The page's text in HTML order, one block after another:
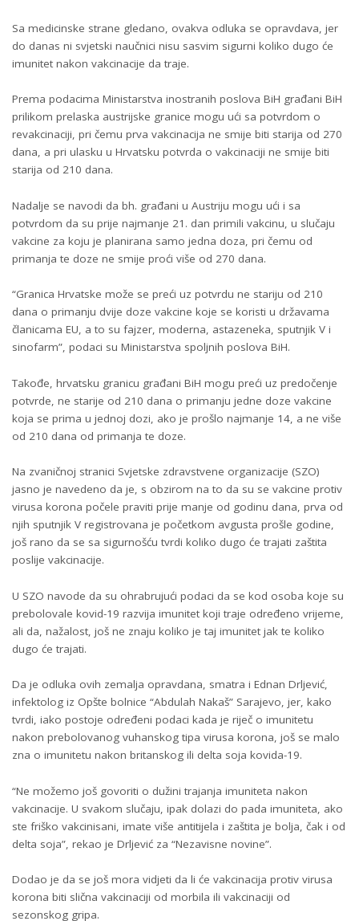
Sa medicinske strane gledano, ovakva odluka se opravdava, jer
do danas ni svjetski naučnici nisu sasvim sigurni koliko dugo će
imunitet nakon vakcinacije da traje.
Prema podacima Ministarstva inostranih poslova BiH građani BiH
prilikom prelaska austrijske granice mogu ući sa potvrdom o
revakcinaciji, pri čemu prva vakcinacija ne smije biti starija od 270
dana, a pri ulasku u Hrvatsku potvrda o vakcinaciji ne smije biti
starija od 210 dana.
Nadalje se navodi da bh. građani u Austriju mogu ući i sa
potvrdom da su prije najmanje 21. dan primili vakcinu, u slučaju
vakcine za koju je planirana samo jedna doza, pri čemu od
primanja te doze ne smije proći više od 270 dana.
“Granica Hrvatske može se preći uz potvrdu ne stariju od 210
dana o primanju dvije doze vakcine koje se koristi u državama
članicama EU, a to su fajzer, moderna, astazeneka, sputnjik V i
sinofarm”, podaci su Ministarstva spoljnih poslova BiH.
Takođe, hrvatsku granicu građani BiH mogu preći uz predočenje
potvrde, ne starije od 210 dana o primanju jedne doze vakcine
koja se prima u jednoj dozi, ako je prošlo najmanje 14, a ne više
od 210 dana od primanja te doze.
Na zvaničnoj stranici Svjetske zdravstvene organizacije (SZO)
jasno je navedeno da je, s obzirom na to da su se vakcine protiv
virusa korona počele praviti prije manje od godinu dana, prva od
njih sputnjik V registrovana je početkom avgusta prošle godine,
još rano da se sa sigurnošću tvrdi koliko dugo će trajati zaštita
poslije vakcinacije.
U SZO navode da su ohrabrujući podaci da se kod osoba koje su
prebolovale kovid-19 razvija imunitet koji traje određeno vrijeme,
ali da, nažalost, još ne znaju koliko je taj imunitet jak te koliko
dugo će trajati.
Da je odluka ovih zemalja opravdana, smatra i Ednan Drljević,
infektolog iz Opšte bolnice “Abdulah Nakaš” Sarajevo, jer, kako
tvrdi, iako postoje određeni podaci kada je riječ o imunitetu
nakon prebolovanog vuhanskog tipa virusa korona, još se malo
zna o imunitetu nakon britanskog ili delta soja kovida-19.
“Ne možemo još govoriti o dužini trajanja imuniteta nakon
vakcinacije. U svakom slučaju, ipak dolazi do pada imuniteta, ako
ste friško vakcinisani, imate više antitijela i zaštita je bolja, čak i od
delta soja”, rekao je Drljević za “Nezavisne novine”.
Dodao je da se još mora vidjeti da li će vakcinacija protiv virusa
korona biti slična vakcinaciji od morbila ili vakcinaciji od
sezonskog gripa.